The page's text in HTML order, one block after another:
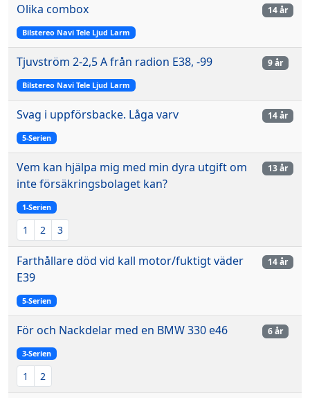
Olika combox
Bilstereo Navi Tele Ljud Larm
14 år
Tjuvström 2-2,5 A från radion E38, -99
Bilstereo Navi Tele Ljud Larm
9 år
Svag i uppförsbacke. Låga varv
5-Serien
14 år
Vem kan hjälpa mig med min dyra utgift om
inte försäkringsbolaget kan?
1-Serien
1 2 3
13 år
Farthållare död vid kall motor/fuktigt väder
E39
5-Serien
14 år
För och Nackdelar med en BMW 330 e46
3-Serien
1 2
6 år